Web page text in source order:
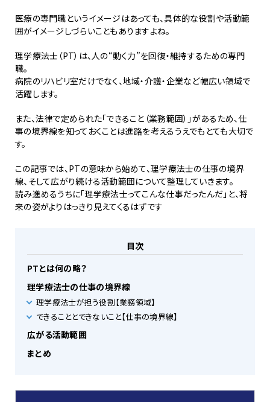
医療の専門職というイメージはあっても、具体的な役割や活動範
囲がイメージしづらいこともありますよね。
理学療法士（PT）は、人の“動く力”を回復・維持するための専門
職。
病院のリハビリ室だけでなく、地域・介護・企業など幅広い領域で
活躍します。
また、法律で定められた「できること（業務範囲）」があるため、仕
事の境界線を知っておくことは進路を考えるうえでもとても大切で
す。
この記事では、PTの意味から始めて、理学療法士の仕事の境界
線、そして広がり続ける活動範囲について整理していきます。
読み進めるうちに「理学療法士ってこんな仕事だったんだ」と、将
来の姿がよりはっきり見えてくるはずです
目次
PTとは何の略？
理学療法士の仕事の境界線
理学療法士が担う役割【業務領域】
できることとできないこと【仕事の境界線】
広がる活動範囲
まとめ